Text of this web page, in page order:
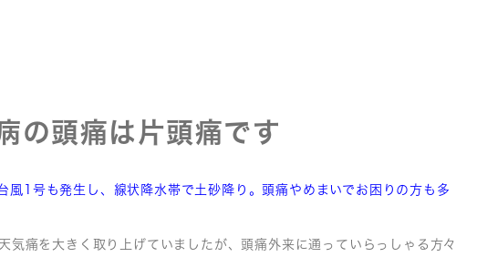
セカンドオピニオン
の頭痛は片頭痛です
風1号も発生し、線状降水帯で土砂降り。頭痛やめまいでお困りの方も多
気痛を大きく取り上げていましたが、頭痛外来に通っていらっしゃる方々